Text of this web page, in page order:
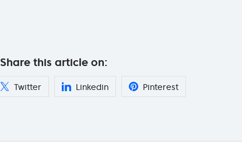
Share this article on:
Twitter Linkedin Pinterest